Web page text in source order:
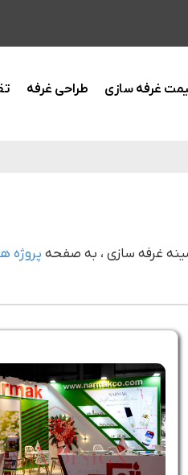
غرفه سازی طراحی غرفه
غرفه سازی ، به صفحه پروژه